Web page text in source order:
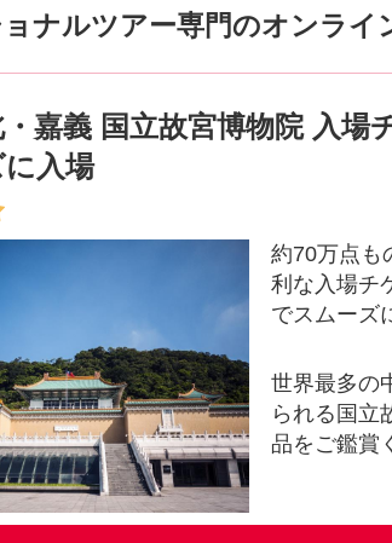
ナルツアー専門のオンラ
・嘉義 国立故宮博物院 入
に入場
約70万点も
利な入場チ
でスムーズ
世界最多の
られる国立
品をご鑑賞